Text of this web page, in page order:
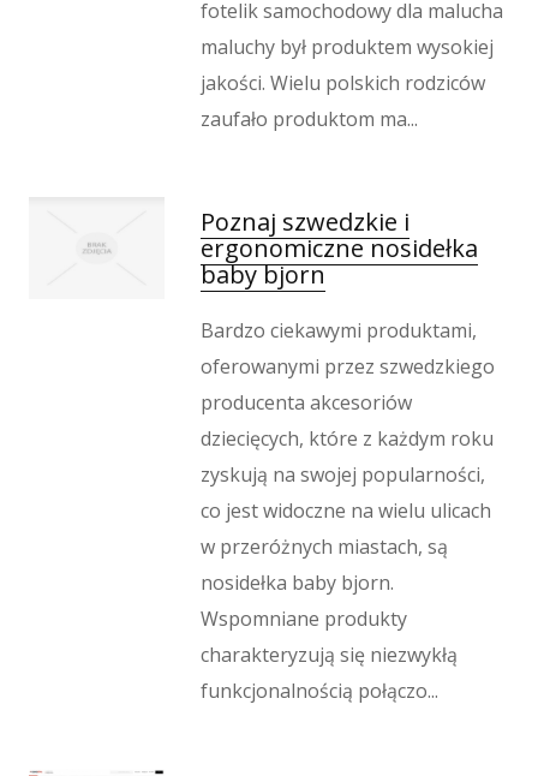
Wypoczynek
Kondycja
Dietetyka, Odchudzanie
Kosmetyki
Sprzęt Medyczny
Oprogramowanie
Oprogramowanie
Strony Internetowe
Kontakt
fotelik samochodowy dla malucha
maluchy był produktem wysokiej
jakości. Wielu polskich rodziców
zaufało produktom ma...
Poznaj szwedzkie i
ergonomiczne nosidełka
baby bjorn
Bardzo ciekawymi produktami,
oferowanymi przez szwedzkiego
producenta akcesoriów
dziecięcych, które z każdym roku
zyskują na swojej popularności,
co jest widoczne na wielu ulicach
w przeróżnych miastach, są
nosidełka baby bjorn.
Wspomniane produkty
charakteryzują się niezwykłą
funkcjonalnością połączo...